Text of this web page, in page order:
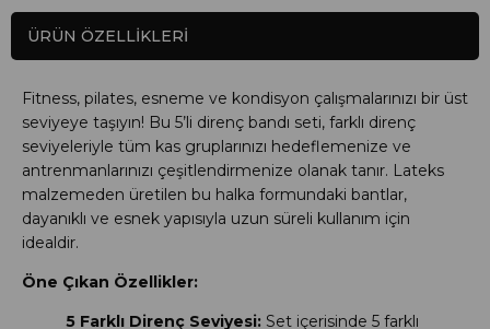
ÜRÜN ÖZELLIKLERI
Fitness, pilates, esneme ve kondisyon çalışmalarınızı bir üst
seviyeye taşıyın! Bu 5’li direnç bandı seti, farklı direnç
seviyeleriyle tüm kas gruplarınızı hedeflemenize ve
antrenmanlarınızı çeşitlendirmenize olanak tanır. Lateks
malzemeden üretilen bu halka formundaki bantlar,
dayanıklı ve esnek yapısıyla uzun süreli kullanım için
idealdir.
Öne Çıkan Özellikler:
5 Farklı Direnç Seviyesi: Set içerisinde 5 farklı